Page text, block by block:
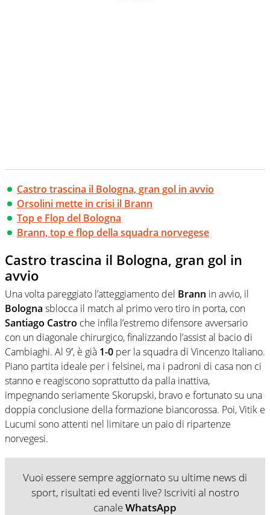
Castro trascina il Bologna, gran gol in avvio
Orsolini mette in crisi il Brann
Top e Flop del Bologna
Brann, top e flop della squadra norvegese
Castro trascina il Bologna, gran gol in
avvio
Una volta pareggiato l’atteggiamento del Brann in avvio, il
Bologna sblocca il match al primo vero tiro in porta, con
Santiago Castro che infila l’estremo difensore avversario
con un diagonale chirurgico, finalizzando l’assist al bacio di
Cambiaghi. Al 9′, è già 1-0 per la squadra di Vincenzo Italiano.
Piano partita ideale per i felsinei, ma i padroni di casa non ci
stanno e reagiscono soprattutto da palla inattiva,
impegnando seriamente Skorupski, bravo e fortunato su una
doppia conclusione della formazione biancorossa. Poi, Vitik e
Lucumi sono attenti nel limitare un paio di ripartenze
norvegesi.
Vuoi essere sempre aggiornato su ultime news di
sport, risultati ed eventi live? Iscriviti al nostro
canaleWhatsApp